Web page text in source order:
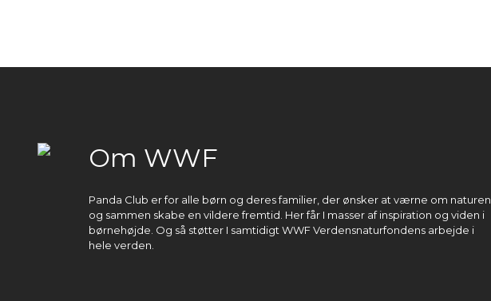
Om WWF
Panda Club er for alle børn og deres familier, der ønsker at værne om naturen
og sammen skabe en vildere fremtid. Her får I masser af inspiration og viden i
børnehøjde. Og så støtter I samtidigt WWF Verdensnaturfondens arbejde i
hele verden.